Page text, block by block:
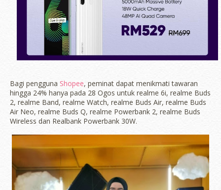
Bagi pengguna Shopee, peminat dapat menikmati tawaran
hingga 24% hanya pada 28 Ogos untuk realme 6i, realme Buds
2, realme Band, realme Watch, realme Buds Air, realme Buds
Air Neo, realme Buds Q, realme Powerbank 2, realme Buds
Wireless dan Realbank Powerbank 30W.